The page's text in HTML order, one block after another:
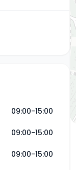
09:00-15:00
09:00-15:00
09:00-15:00